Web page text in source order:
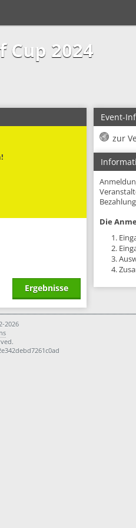
Cup 2024
Ergebnisse
Event-
zur
Die
1.
2.
3.
4.
2026